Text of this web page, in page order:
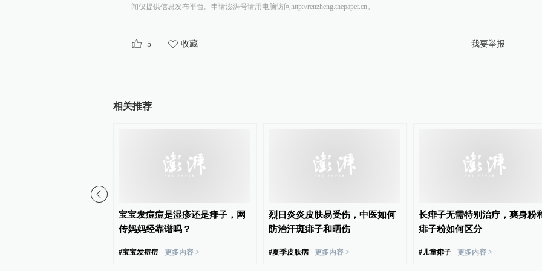
闻仅提供信息发布平台。申请澎湃号请用电脑访问http://renzheng.thepaper.cn。
5 收藏 我要举报
相关推荐
宝宝发痘痘是湿疹还是痱子，网
传妈妈经靠谱吗？
#宝宝发痘痘 更多内容 >
烈日炎炎皮肤易受伤，中医如何
防治汗斑痱子和晒伤
#夏季皮肤病 更多内容 >
长痱子无需特别治疗，爽身粉
痱子粉如何区分
#儿童痱子 更多内容 >